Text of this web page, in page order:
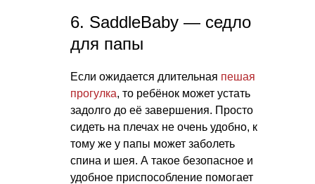
6. SaddleBaby — седло
для папы
Если ожидается длительная пешая
прогулка, то ребёнок может устать
задолго до её завершения. Просто
сидеть на плечах не очень удобно, к
тому же у папы может заболеть
спина и шея. А такое безопасное и
удобное приспособление помогает